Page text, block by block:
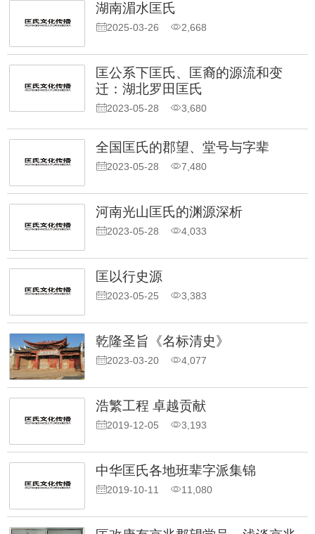
湖南湄水匡氏
2025-03-26 2,668
匡公系下匡氏、匡裔的源流和变
迁：湖北罗田匡氏
2023-05-28 3,680
全国匡氏的郡望、堂号与字辈
2023-05-28 7,480
河南光山匡氏的渊源深析
2023-05-28 4,033
匡以行史源
2023-05-25 3,383
乾隆圣旨《名标清史》
2023-03-20 4,077
浩繁工程 卓越贡献
2019-12-05 3,193
中华匡氏各地班辈字派集锦
2019-10-11 11,080